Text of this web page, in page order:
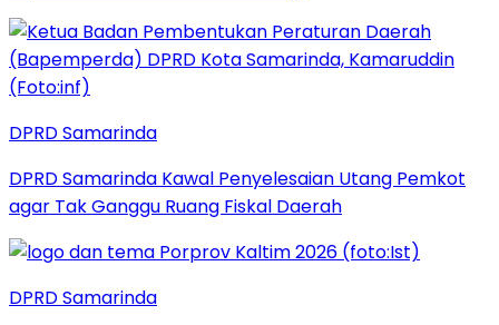
DPRD Samarinda
DPRD Samarinda Kawal Penyelesaian Utang Pemkot
agar Tak Ganggu Ruang Fiskal Daerah
DPRD Samarinda